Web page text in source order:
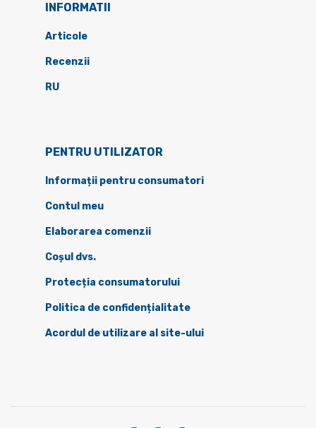
INFORMATII
Articole
Recenzii
RU
PENTRU UTILIZATOR
Informații pentru consumatori
Contul meu
Elaborarea comenzii
Coșul dvs.
Protecția consumatorului
Politica de confidențialitate
Acordul de utilizare al site-ului